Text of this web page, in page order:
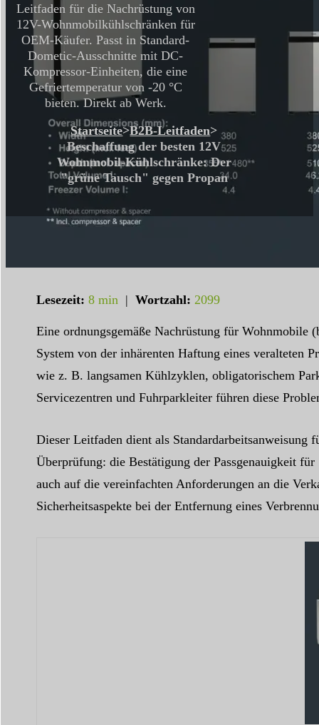
Leitfaden für die Nachrüstung von
12V-Wohnmobilkühlschränken für
OEM-Käufer. Passt in Standard-
Dometic-Ausschnitte mit DC-
Kompressor-Einheiten, die eine
Gefriertemperatur von -20 °C
bieten. Direkt ab Werk.
Startseite>B2B-Leitfaden>
Beschaffung der besten 12V
Wohnmobil-Kühlschränke: Der
"grüne Tausch" gegen Propan
Lesezeit: 8 min| Wortzahl: 2099
Eine ordnungsgemäße Nachrüstung für Wohnmobile
System von der inhärenten Haftung eines veralteten
wie z. B. langsamen Kühlzyklen, obligatorischem
Servicezentren und Fuhrparkleiter führen diese
Dieser Leitfaden dient als
Überprüfung: die Bestätigung der Passgenauigkeit
auch auf die vereinfachten Anforderungen an die
Sicherheitsaspekte bei der Entfernung eines